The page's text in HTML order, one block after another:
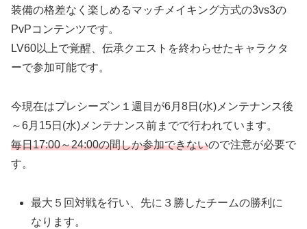
装備の格差なく楽しめるマッチメイキング方式の3vs3の
PvPコンテンツです。
LV60以上で覚醒、伝承クエストを終わらせたキャラクタ
ーで参加可能です。
今現在はプレシーズン１週目が6月8日(水)メンテナンス後
～6月15日(水)メンテナンス前までで行われています。
毎日17:00～24:00の間しか参加できないので注意が必要で
す。
最大５回対戦を行い、先に３勝したチームの勝利に
なります。